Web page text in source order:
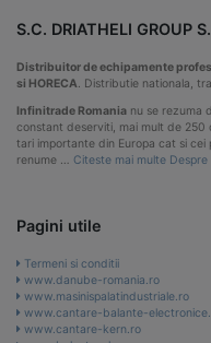
S.C. DRIATHELI GROUP
Distribuitor de echipamente
si HORECA. Distributie nationala,
Infinitrade Romania nu se rezuma
constant deserviti, mai mult de 250
tari importante din Europa cat si
renume … Citeste mai multe Despre
Pagini utile
Termeni si conditii
www.danube-romania.ro
www.masinispalatindustriale.ro
www.cantare-balante-
www.cantare-kern.ro